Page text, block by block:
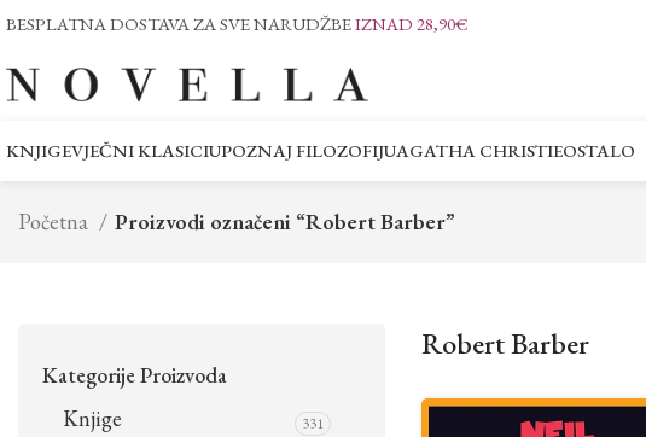
BESPLATNA DOSTAVA ZA SVE NARUDŽBEIZNAD 28,90€
KNJIGEVJEČNI KLASICIUPOZNAJ FILOZOFIJUAGATHA CHRISTIEOSTALO
Početna Proizvodi označeni “Robert Barber”
Kategorije Proizvoda
Knjige
331
Robert Barber